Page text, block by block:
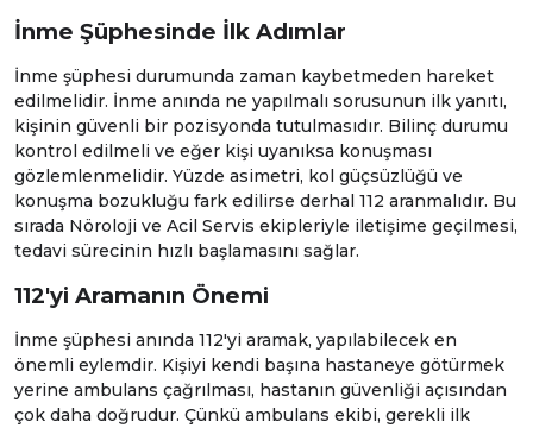
İnme Şüphesinde İlk Adımlar
İnme şüphesi durumunda zaman kaybetmeden hareket
edilmelidir. İnme anında ne yapılmalı sorusunun ilk yanıtı,
kişinin güvenli bir pozisyonda tutulmasıdır. Bilinç durumu
kontrol edilmeli ve eğer kişi uyanıksa konuşması
gözlemlenmelidir. Yüzde asimetri, kol güçsüzlüğü ve
konuşma bozukluğu fark edilirse derhal 112 aranmalıdır. Bu
sırada Nöroloji ve Acil Servis ekipleriyle iletişime geçilmesi,
tedavi sürecinin hızlı başlamasını sağlar.
112'yi Aramanın Önemi
İnme şüphesi anında 112'yi aramak, yapılabilecek en
önemli eylemdir. Kişiyi kendi başına hastaneye götürmek
yerine ambulans çağrılması, hastanın güvenliği açısından
çok daha doğrudur. Çünkü ambulans ekibi, gerekli ilk